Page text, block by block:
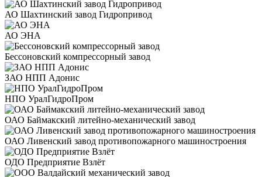
АО Шахтинский завод Гидропривод
АО ЭНА
Бессоновский компрессорный завод
ЗАО НПП Адонис
НПО УралГидроПром
ОАО Баймакский литейно-механический завод
ОАО Ливенский завод противопожарного машиностроения
ОДО Предприятие Взлёт